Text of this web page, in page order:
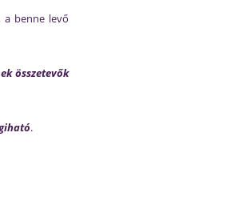
a benne levő
összetevők
.